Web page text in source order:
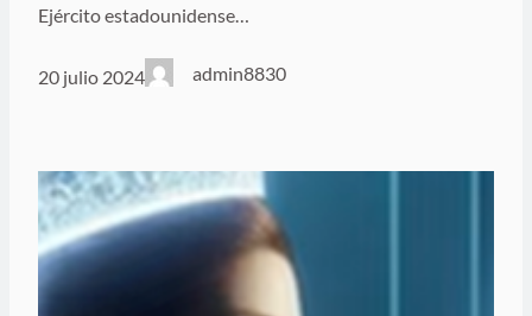
Ejército estadounidense…
20 julio 2024 admin8830